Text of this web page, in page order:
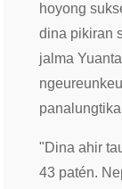
hoyong
dina pikiran
jalma
"Dina ahir
43 patén.